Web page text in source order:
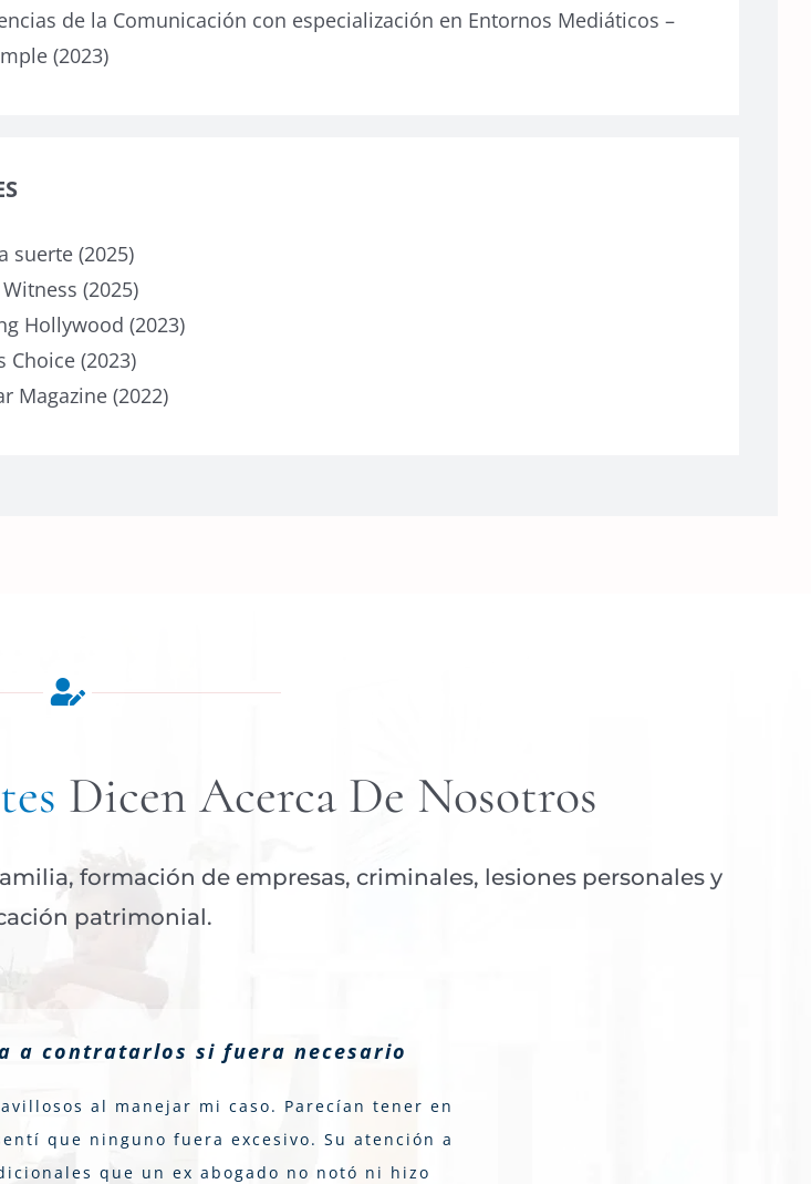
de la Comunicación con especialización en Entornos Mediáticos –
(2023)
suerte (2025)
(2025)
Hollywood (2023)
Choice (2023)
Magazine (2022)
Dicen Acerca De Nosotros
formación de empresas, criminales, lesiones personales y
patrimonial.
a contratarlos si fuera necesario
al manejar mi caso. Parecían tener en
que ninguno fuera excesivo. Su atención a
que un ex abogado no notó ni hizo